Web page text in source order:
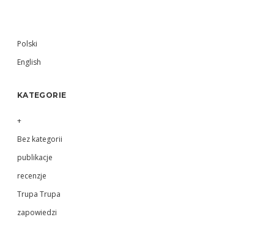
Sidebar
Polski
English
KATEGORIE
+
Bez kategorii
publikacje
recenzje
Trupa Trupa
zapowiedzi